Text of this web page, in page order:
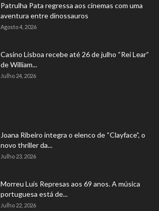
Patrulha Pata regressa aos cinemas com uma
aventura entre dinossauros
Agosto 4, 2026
Casino Lisboa recebe até 26 de julho “Rei Lear”
de William...
Julho 24, 2026
Joana Ribeiro integra o elenco de “Clayface”, o
novo thriller da...
Julho 23, 2026
Morreu Luís Represas aos 69 anos. A música
portuguesa está de...
Julho 22, 2026